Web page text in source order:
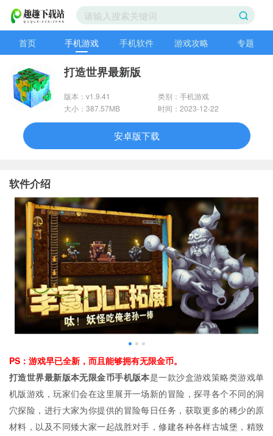
首页 手机游戏 手机软件 游戏攻略 专题
打造世界最新版
版本：v1.9.41
类别：手机游戏
大小：387.57MB
时间：2023-12-22
安卓版下载
软件介绍
PS：游戏早已全新，而且能够拥有无限金币。
打造世界最新版本无限金币手机版本是一款沙盒游戏策略类游戏单
机版游戏，玩家们会在这里展开一场新的冒险，探寻各个不同的洞
穴探险，进行大家为你提供的冒险每日任务，获取更多的稀少的原
材料，以及不同矮大家一起战胜对手，修建各种各样古城堡，精致